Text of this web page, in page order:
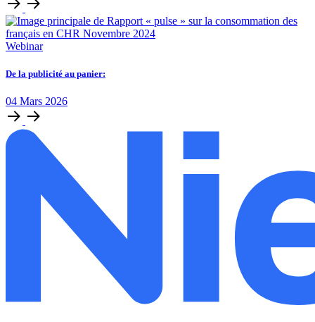
Webinar
De la publicité au panier:
04 Mars 2026